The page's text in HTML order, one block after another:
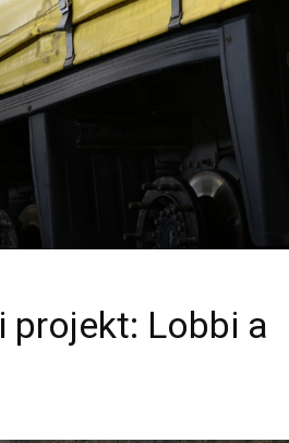
projekt: Lobbi a